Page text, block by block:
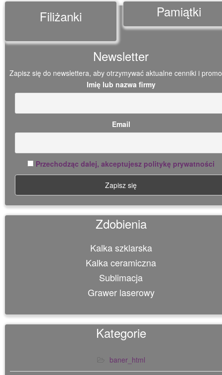
Filiżanki Pamiątki
Newsletter
Zapisz się do newslettera, aby otrzymywać aktualne cenniki i
Imię lub nazwa firmy
Email
Przechodząc dalej, akceptujesz politykę prywatności
Zdobienia
Kalka szklarska
Kalka ceramiczna
Sublimacja
Grawer laserowy
Kategorie
baner_html